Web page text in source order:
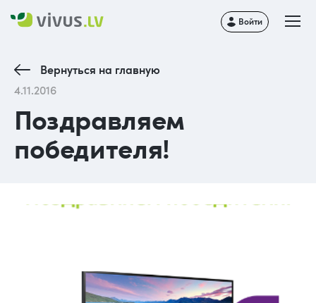
Войти
Вернуться на главную
4.11.2016
Поздравляем
победителя!